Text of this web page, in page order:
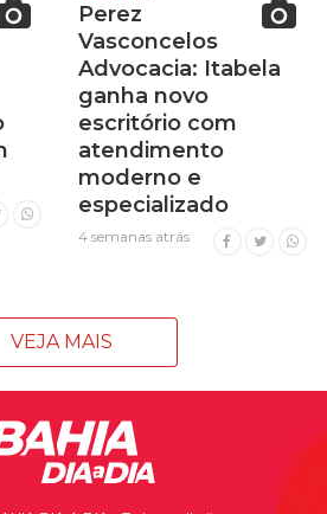
Perez
Vasconcelos
Advocacia: Itabela
ganha novo
escritório com
atendimento
moderno e
especializado
4 semanas atrás
VEJA MAIS